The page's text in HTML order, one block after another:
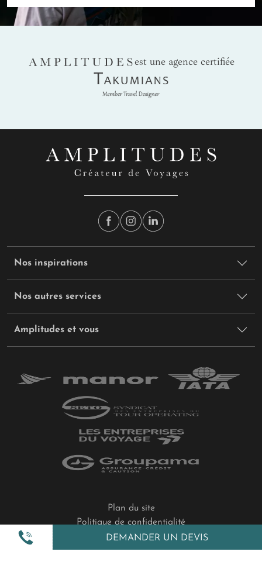
DEMANDER UN DEVIS
AMPLITUDES
est une agence certifiée
Takumians
Nos inspirations
Nos autres services
Amplitudes et vous
Plan du site
Politique de confidentialité
Gestion des cookies
Mentions légales